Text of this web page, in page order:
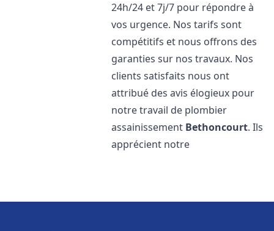
24h/24 et 7j/7 pour répondre à
vos urgence. Nos tarifs sont
compétitifs et nous offrons des
garanties sur nos travaux. Nos
clients satisfaits nous ont
attribué des avis élogieux pour
notre travail de plombier
assainissement Bethoncourt. Ils
apprécient notre